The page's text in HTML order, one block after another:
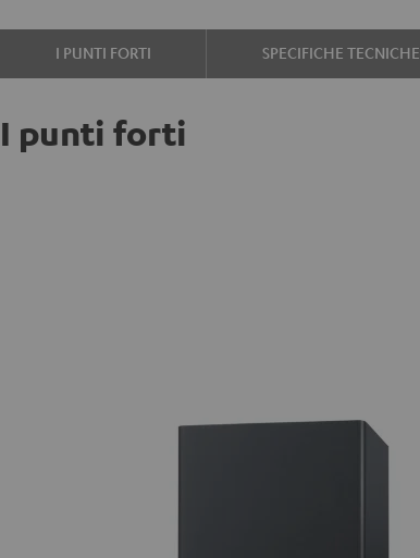
I PUNTI FORTI SPECIFICHE TECNICHE
I punti forti